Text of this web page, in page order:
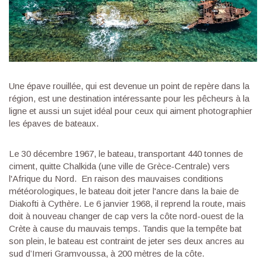
Une épave rouillée, qui est devenue un point de repère dans la
région, est une destination intéressante pour les pêcheurs à la
ligne et aussi un sujet idéal pour ceux qui aiment photographier
les épaves de bateaux.
Le 30 décembre 1967, le bateau, transportant 440 tonnes de
ciment, quitte Chalkida (une ville de Grèce-Centrale) vers
l'Afrique du Nord. En raison des mauvaises conditions
météorologiques, le bateau doit jeter l'ancre dans la baie de
Diakofti à Cythère. Le 6 janvier 1968, il reprend la route, mais
doit à nouveau changer de cap vers la côte nord-ouest de la
Crète à cause du mauvais temps. Tandis que la tempête bat
son plein, le bateau est contraint de jeter ses deux ancres au
sud d’Imeri Gramvoussa, à 200 mètres de la côte.